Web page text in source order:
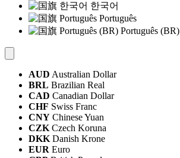
한국어
Português
Português (BR)
AUD Australian Dollar
BRL Brazilian Real
CAD Canadian Dollar
CHF Swiss Franc
CNY Chinese Yuan
CZK Czech Koruna
DKK Danish Krone
EUR Euro